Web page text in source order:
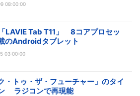
08:00:00
LAVIE Tab T11」 8コアプロセッ
のAndroidタブレット
03:00:00
・トゥ・ザ・フューチャー」のタイ
ラジコンで再現能